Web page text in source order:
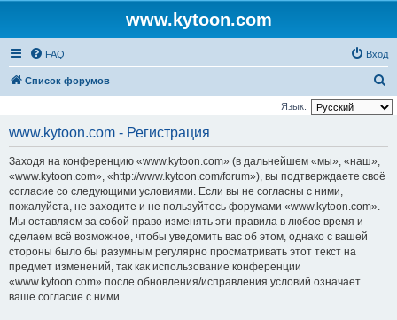
www.kytoon.com
FAQ Вход
Список форумов
о
Язык:
www.kytoon.com - Регистрация
Заходя на конференцию «www.kytoon.com» (в дальнейшем «мы», «наш»,
«www.kytoon.com», «http://www.kytoon.com/forum»), вы подтверждаете своё
согласие со следующими условиями. Если вы не согласны с ними,
пожалуйста, не заходите и не пользуйтесь форумами «www.kytoon.com».
Мы оставляем за собой право изменять эти правила в любое время и
сделаем всё возможное, чтобы уведомить вас об этом, однако с вашей
стороны было бы разумным регулярно просматривать этот текст на
предмет изменений, так как использование конференции
«www.kytoon.com» после обновления/исправления условий означает
ваше согласие с ними.